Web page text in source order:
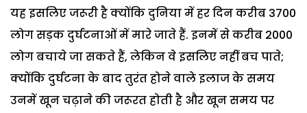
यह इसलिए जरूरी है क्योंकि दुनिया में हर दिन करीब 3700
लोग सड़क दुर्घटनाओं में मारे जाते हैं. इनमें से करीब 2000
लोग बचाये जा सकते हैं, लेकिन वे इसलिए नहीं बच पाते;
क्योंकि दुर्घटना के बाद तुरंत होने वाले इलाज के समय
उनमें खून चढ़ाने की जरूरत होती है और खून समय पर